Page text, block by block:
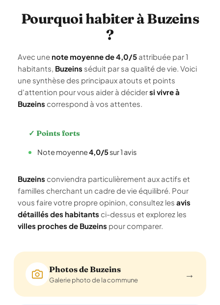
Pourquoi habiter à Buzeins
?
Avec une note moyenne de 4,0/5 attribuée par 1
habitants, Buzeins séduit par sa qualité de vie. Voici
une synthèse des principaux atouts et points
d'attention pour vous aider à décidersi vivre à
Buzeins correspond à vos attentes.
✓ Points forts
Note moyenne4,0/5sur 1 avis
Buzeins conviendra particulièrement aux actifs et
familles cherchant un cadre de vie équilibré. Pour
vous faire votre propre opinion, consultez les avis
détaillés des habitants ci-dessus et explorez les
villes proches de Buzeins pour comparer.
Photos de Buzeins
Galerie photo de la commune →